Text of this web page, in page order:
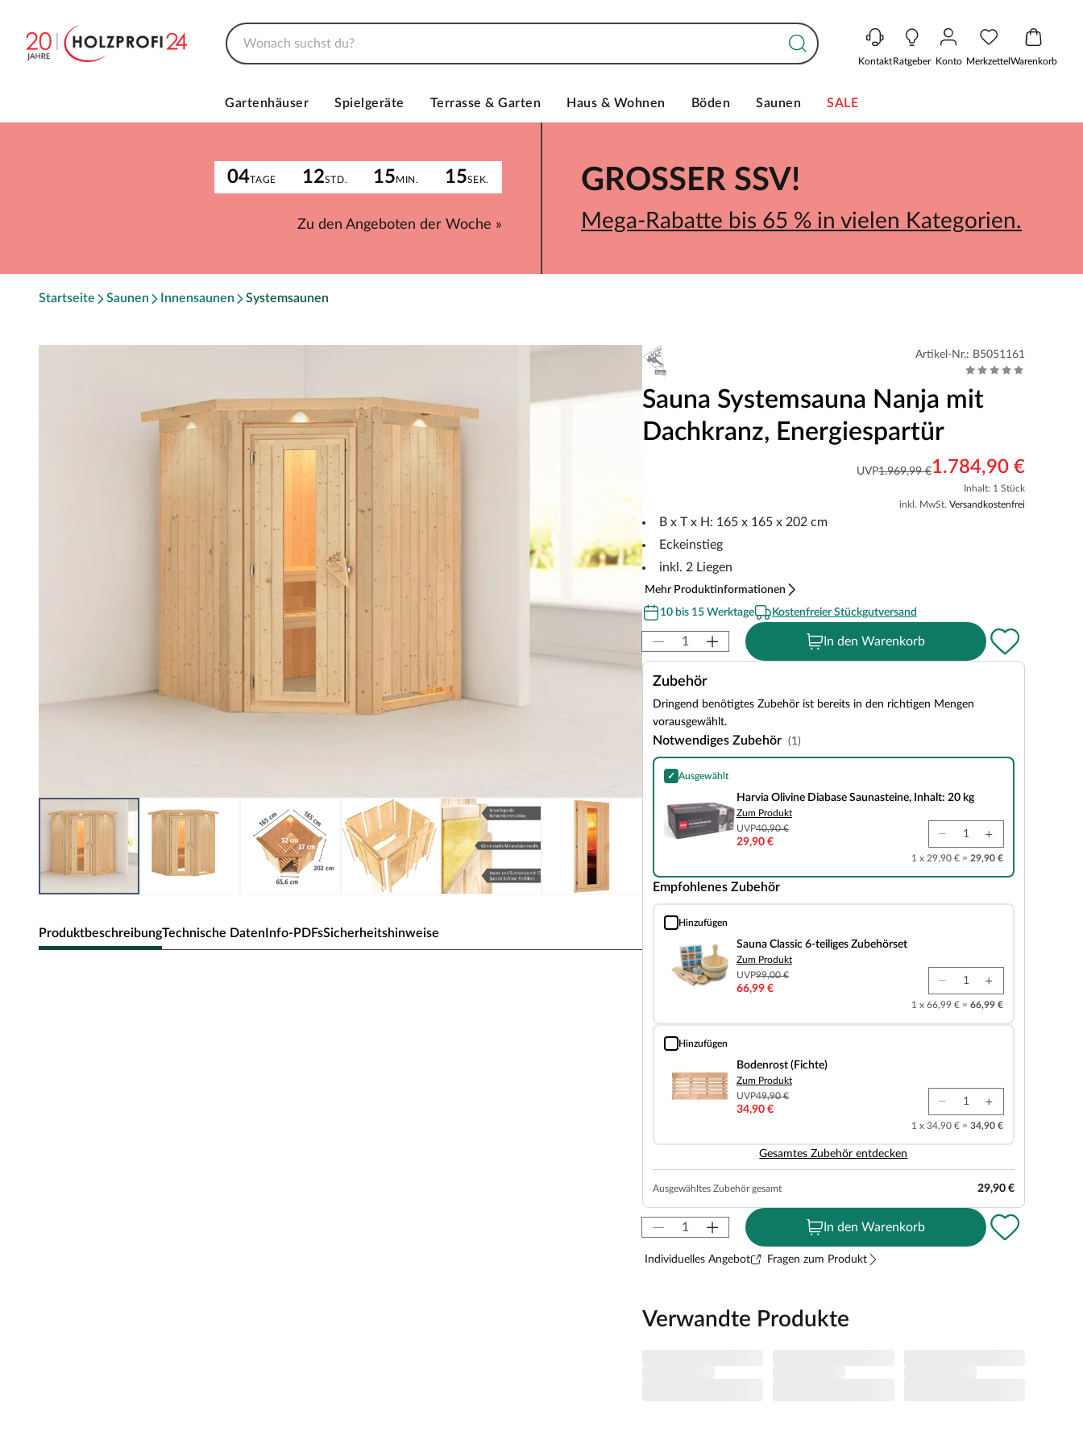
KontaktRatgeber Konto MerkzettelWarenkorb
Gartenhäuser Spielgeräte Terrasse & Garten Haus & Wohnen Böden Saunen SALE
04TAGE 12STD. 15MIN. 15SEK.
Zu den Angeboten der Woche »
GROSSER SSV!
Mega-Rabatte bis 65 % in vielen Kategorien.
Startseite Saunen Innensaunen Systemsaunen
ProduktbeschreibungTechnische DatenInfo-PDFsSicherheitshinweise
Artikel-Nr.: B5051161
Sauna Systemsauna Nanja mit
Dachkranz, Energiespartür
UVP1.969,99 €1.784,90 €
Inhalt: 1 Stück
inkl. MwSt. Versandkostenfrei
B x T x H: 165 x 165 x 202 cm
Eckeinstieg
inkl. 2 Liegen
Mehr Produktinformationen
10 bis 15 Werktage
Kostenfreier Stückgutversand
In den Warenkorb
Zubehör
Dringend benötigtes Zubehör ist bereits in den richtigen Mengen
vorausgewählt.
Notwendiges Zubehör (1)
✓ Ausgewählt
Harvia Olivine Diabase Saunasteine, Inhalt: 20 kg
Harvia Olivine Diabase Saunasteine, Inhalt: 20 kg
Zum Produkt
UVP40,90 €
29,90 €
1 x 29,90 € = 29,90 €
Empfohlenes Zubehör
Hinzufügen
Sauna Classic 6-teiliges Zubehörset
Sauna Classic 6-teiliges Zubehörset
Zum Produkt
UVP99,00 €
66,99 €
1 x 66,99 € = 66,99 €
Hinzufügen
Bodenrost (Fichte)
Bodenrost (Fichte)
Zum Produkt
UVP49,90 €
34,90 €
1 x 34,90 € = 34,90 €
Gesamtes Zubehör entdecken
Ausgewähltes Zubehör gesamt 29,90 €
In den Warenkorb
Individuelles Angebot Fragen zum Produkt
Verwandte Produkte